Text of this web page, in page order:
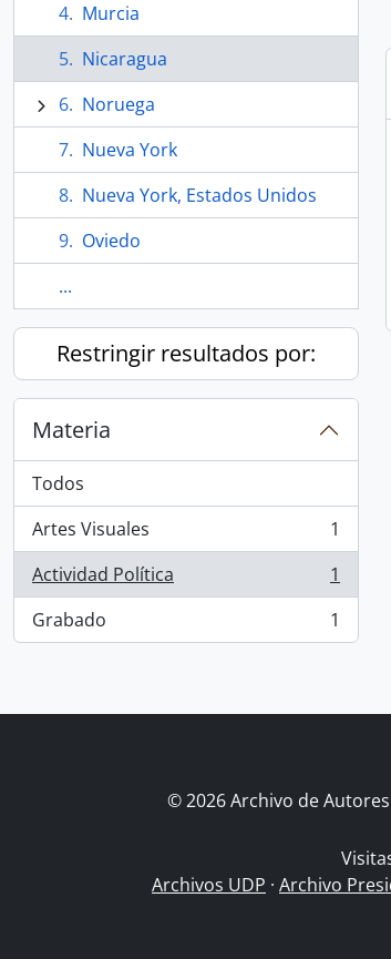
Murcia
Nicaragua
Noruega
Nueva York
Nueva York, Estados Unidos
Oviedo
...
Restringir resultados por:
Materia
Todos
Artes Visuales
, 1 resultados
1
Actividad Política
, 1 resultados
1
Grabado
, 1 resultados 1
© 2026 Archivo de
Archivos UDP · Archivo